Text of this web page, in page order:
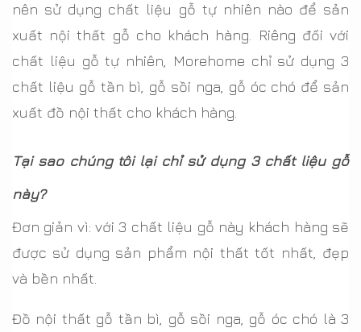
nên sử dụng chất liệu gỗ tự nhiên nào để sản
xuất nội thất gỗ cho khách hàng. Riêng đối với
chất liệu gỗ tự nhiên, Morehome chỉ sử dụng 3
chất liệu gỗ tần bì, gỗ sồi nga, gỗ óc chó để sản
xuất đồ nội thất cho khách hàng.
Tại sao chúng tôi lại chỉ sử dụng 3 chất liệu gỗ
này?
Đơn giản vì: với 3 chất liệu gỗ này khách hàng sẽ
được sử dụng sản phẩm nội thất tốt nhất, đẹp
và bền nhất.
Đồ nội thất gỗ tần bì, gỗ sồi nga, gỗ óc chó là 3